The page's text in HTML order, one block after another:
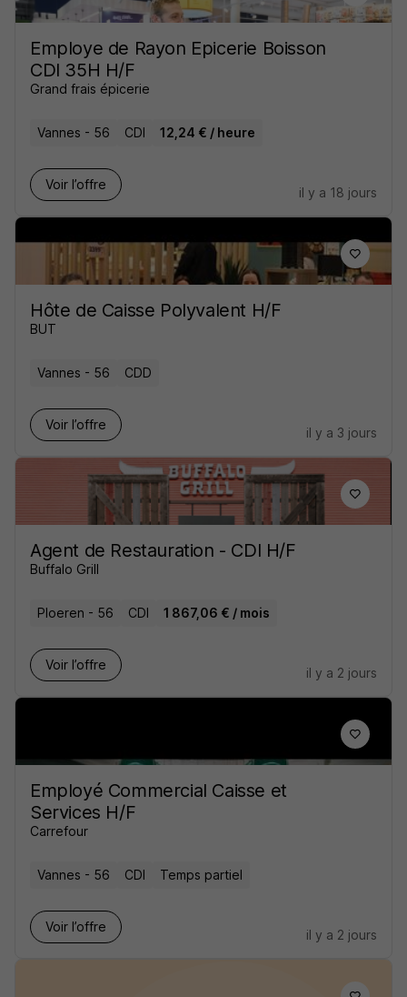
Employe de Rayon Epicerie Boisson
CDI 35H H/F
Grand frais épicerie
Vannes - 56 CDI 12,24 € / heure
Voir l’offre
il y a 18 jours
Hôte de Caisse Polyvalent H/F
BUT
Vannes - 56 CDD
Voir l’offre
il y a 3 jours
Agent de Restauration - CDI H/F
Buffalo Grill
Ploeren - 56 CDI 1 867,06 € / mois
Voir l’offre
il y a 2 jours
Employé Commercial Caisse et
Services H/F
Carrefour
Vannes - 56 CDI Temps partiel
Voir l’offre
il y a 2 jours